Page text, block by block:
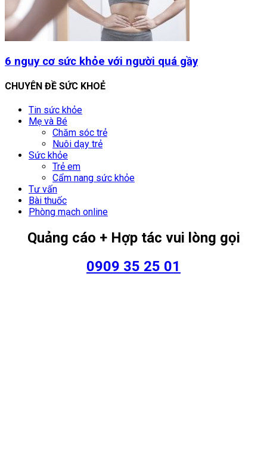
6 nguy cơ sức khỏe với người quá gầy
CHUYÊN ĐỀ SỨC KHOẺ
Tin sức khỏe
Mẹ và Bé
Chăm sóc trẻ
Nuôi dạy trẻ
Sức khỏe
Trẻ em
Cẩm nang sức khỏe
Tư vấn
Bài thuốc
Phòng mạch online
Quảng cáo + Hợp tác vui lòng gọi
0909 35 25 01